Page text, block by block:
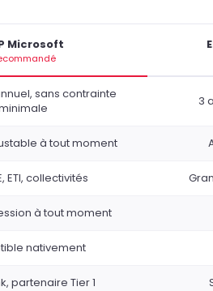
Microsoft
sans contrainte
3
à tout moment
ETI, collectivités
à tout moment
nativement
partenaire Tier 1